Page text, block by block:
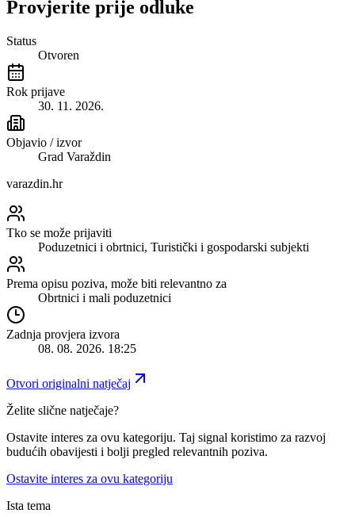
Provjerite prije odluke
Status
Otvoren
Rok prijave
30. 11. 2026.
Objavio / izvor
Grad Varaždin
varazdin.hr
Tko se može prijaviti
Poduzetnici i obrtnici, Turistički i gospodarski subjekti
Prema opisu poziva, može biti relevantno za
Obrtnici i mali poduzetnici
Zadnja provjera izvora
08. 08. 2026. 18:25
Otvori originalni natječaj
Želite slične natječaje?
Ostavite interes za ovu kategoriju. Taj signal koristimo za razvoj
budućih obavijesti i bolji pregled relevantnih poziva.
Ostavite interes za ovu kategoriju
Ista tema